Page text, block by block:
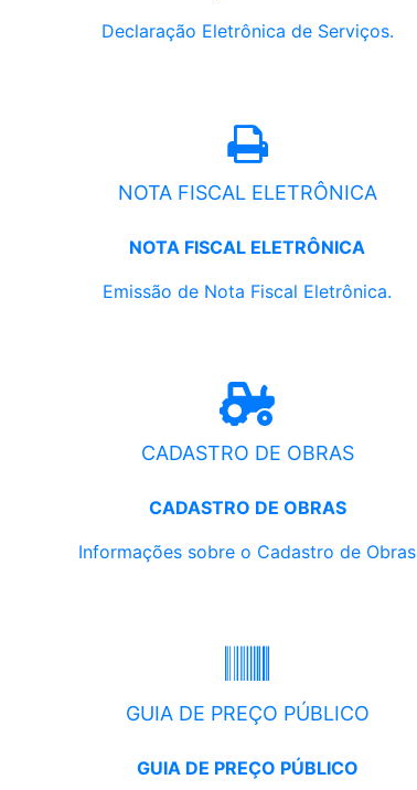
Declaração Eletrônica de Serviços.
NOTA FISCAL ELETRÔNICA
NOTA FISCAL ELETRÔNICA
Emissão de Nota Fiscal Eletrônica.
CADASTRO DE OBRAS
CADASTRO DE OBRAS
Informações sobre o Cadastro de Obras
GUIA DE PREÇO PÚBLICO
GUIA DE PREÇO PÚBLICO